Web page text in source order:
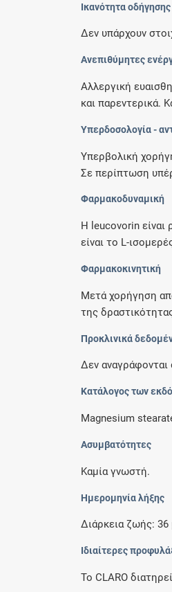
Ικανότητα
Δεν υπάρχουν
Ανεπιθύμητες
Αλλεργική
και παρεντερικά.
Υπερδοσολογία -
Υπερβολική
Σε περίπτωση
Φαρμακοδυναμική
Η leucovorin είναι
είναι το L-
Φαρμακοκινητική
Μετά χορήγηση
της
Προκλινικά
Δεν αναγράφονται
Κατάλογος των
Magnesium
Ασυμβατότητες
Καμία γνωστή.
Ημερομηνία λήξης
Διάρκεια ζωής: 36
Ιδιαίτερες
Το CLARO